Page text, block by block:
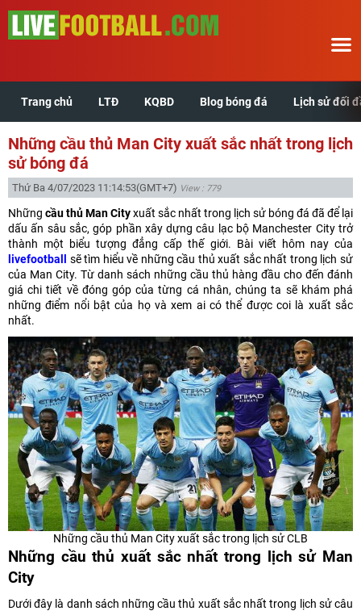
Trang chủ LTĐ KQBD Blog bóng đá Lịch sử đối
Những cầu thủ Man City xuất sắc nhất trong lịch
sử bóng đá
Thứ Ba 4/07/2023 11:14:53(GMT+7) View : 779
Những cầu thủ Man Cityxuất sắc nhất trong lịch sử bóng đá đã để lại
dấu ấn sâu sắc, góp phần xây dựng câu lạc bộ Manchester City trở
thành một biểu tượng đẳng cấp thế giới. Bài viết hôm nay của
livefootball
sẽ tìm hiểu về những cầu thủ xuất sắc nhất trong lịch sử
của Man City. Từ danh sách những cầu thủ hàng đầu cho đến đánh
giá chi tiết về đóng góp của từng cá nhân, chúng ta sẽ khám phá
những điểm nổi bật của họ và xem ai có thể được coi là xuất sắc
nhất.
Những cầu thủ Man City xuất sắc trong lịch sử CLB
Những cầu thủ xuất sắc nhất trong lịch sử Man
City
Dưới đây là danh sách những cầu thủ xuất sắc nhất trong lịch sử câu
Trang chủ
LTĐ
KQBD
Blog bóng đá
Lịch sử đối đầu
Xem tuổi hợp